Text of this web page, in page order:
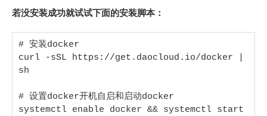
若没安装成功就试试下面的安装脚本：
# 安装docker
curl -sSL https://get.daocloud.io/docker |
sh
# 设置docker开机自启和启动docker
systemctl enable docker && systemctl start